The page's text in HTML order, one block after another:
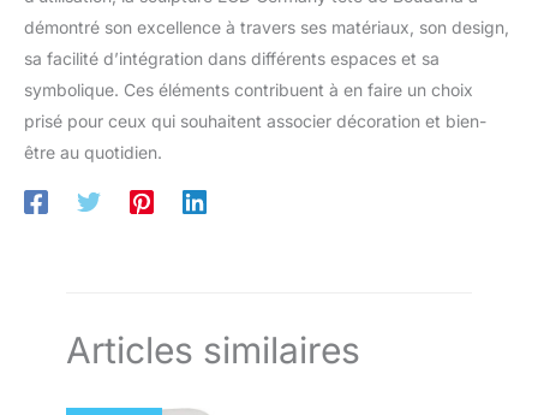
démontré son excellence à travers ses matériaux, son design,
sa facilité d’intégration dans différents espaces et sa
symbolique. Ces éléments contribuent à en faire un choix
prisé pour ceux qui souhaitent associer décoration et bien-
être au quotidien.
Articles similaires